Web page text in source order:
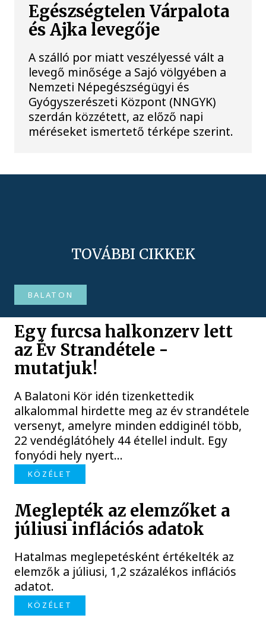
Egészségtelen Várpalota
és Ajka levegője
A szálló por miatt veszélyessé vált a
levegő minősége a Sajó völgyében a
Nemzeti Népegészségügyi és
Gyógyszerészeti Központ (NNGYK)
szerdán közzétett, az előző napi
méréseket ismertető térképe szerint.
TOVÁBBI CIKKEK
BALATON
Egy furcsa halkonzerv lett
az Év Strandétele -
mutatjuk!
A Balatoni Kör idén tizenkettedik
alkalommal hirdette meg az év strandétele
versenyt, amelyre minden eddiginél több,
22 vendéglátóhely 44 étellel indult. Egy
fonyódi hely nyert...
KÖZÉLET
Meglepték az elemzőket a
júliusi inflációs adatok
Hatalmas meglepetésként értékelték az
elemzők a júliusi, 1,2 százalékos inflációs
adatot.
KÖZÉLET